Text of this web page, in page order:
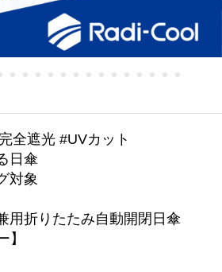
全遮光 #UVカット
日傘
対象
用折りたたみ自動開閉日傘
】